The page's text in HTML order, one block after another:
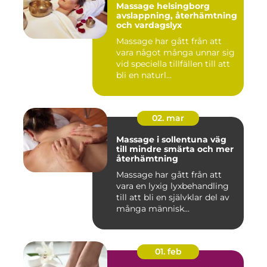
Massage helsingborg
avslappning, återhämtning
och vardagslyx
Massage har gått från att
vara något många unnar sig
vid speciella tillfällen till att
bli en naturl...
02. mar
Massage i sollentuna väg
till mindre smärta och mer
återhämtning
Massage har gått från att
vara en lyxig lyxbehandling
till att bli en självklar del av
många människ...
01. feb